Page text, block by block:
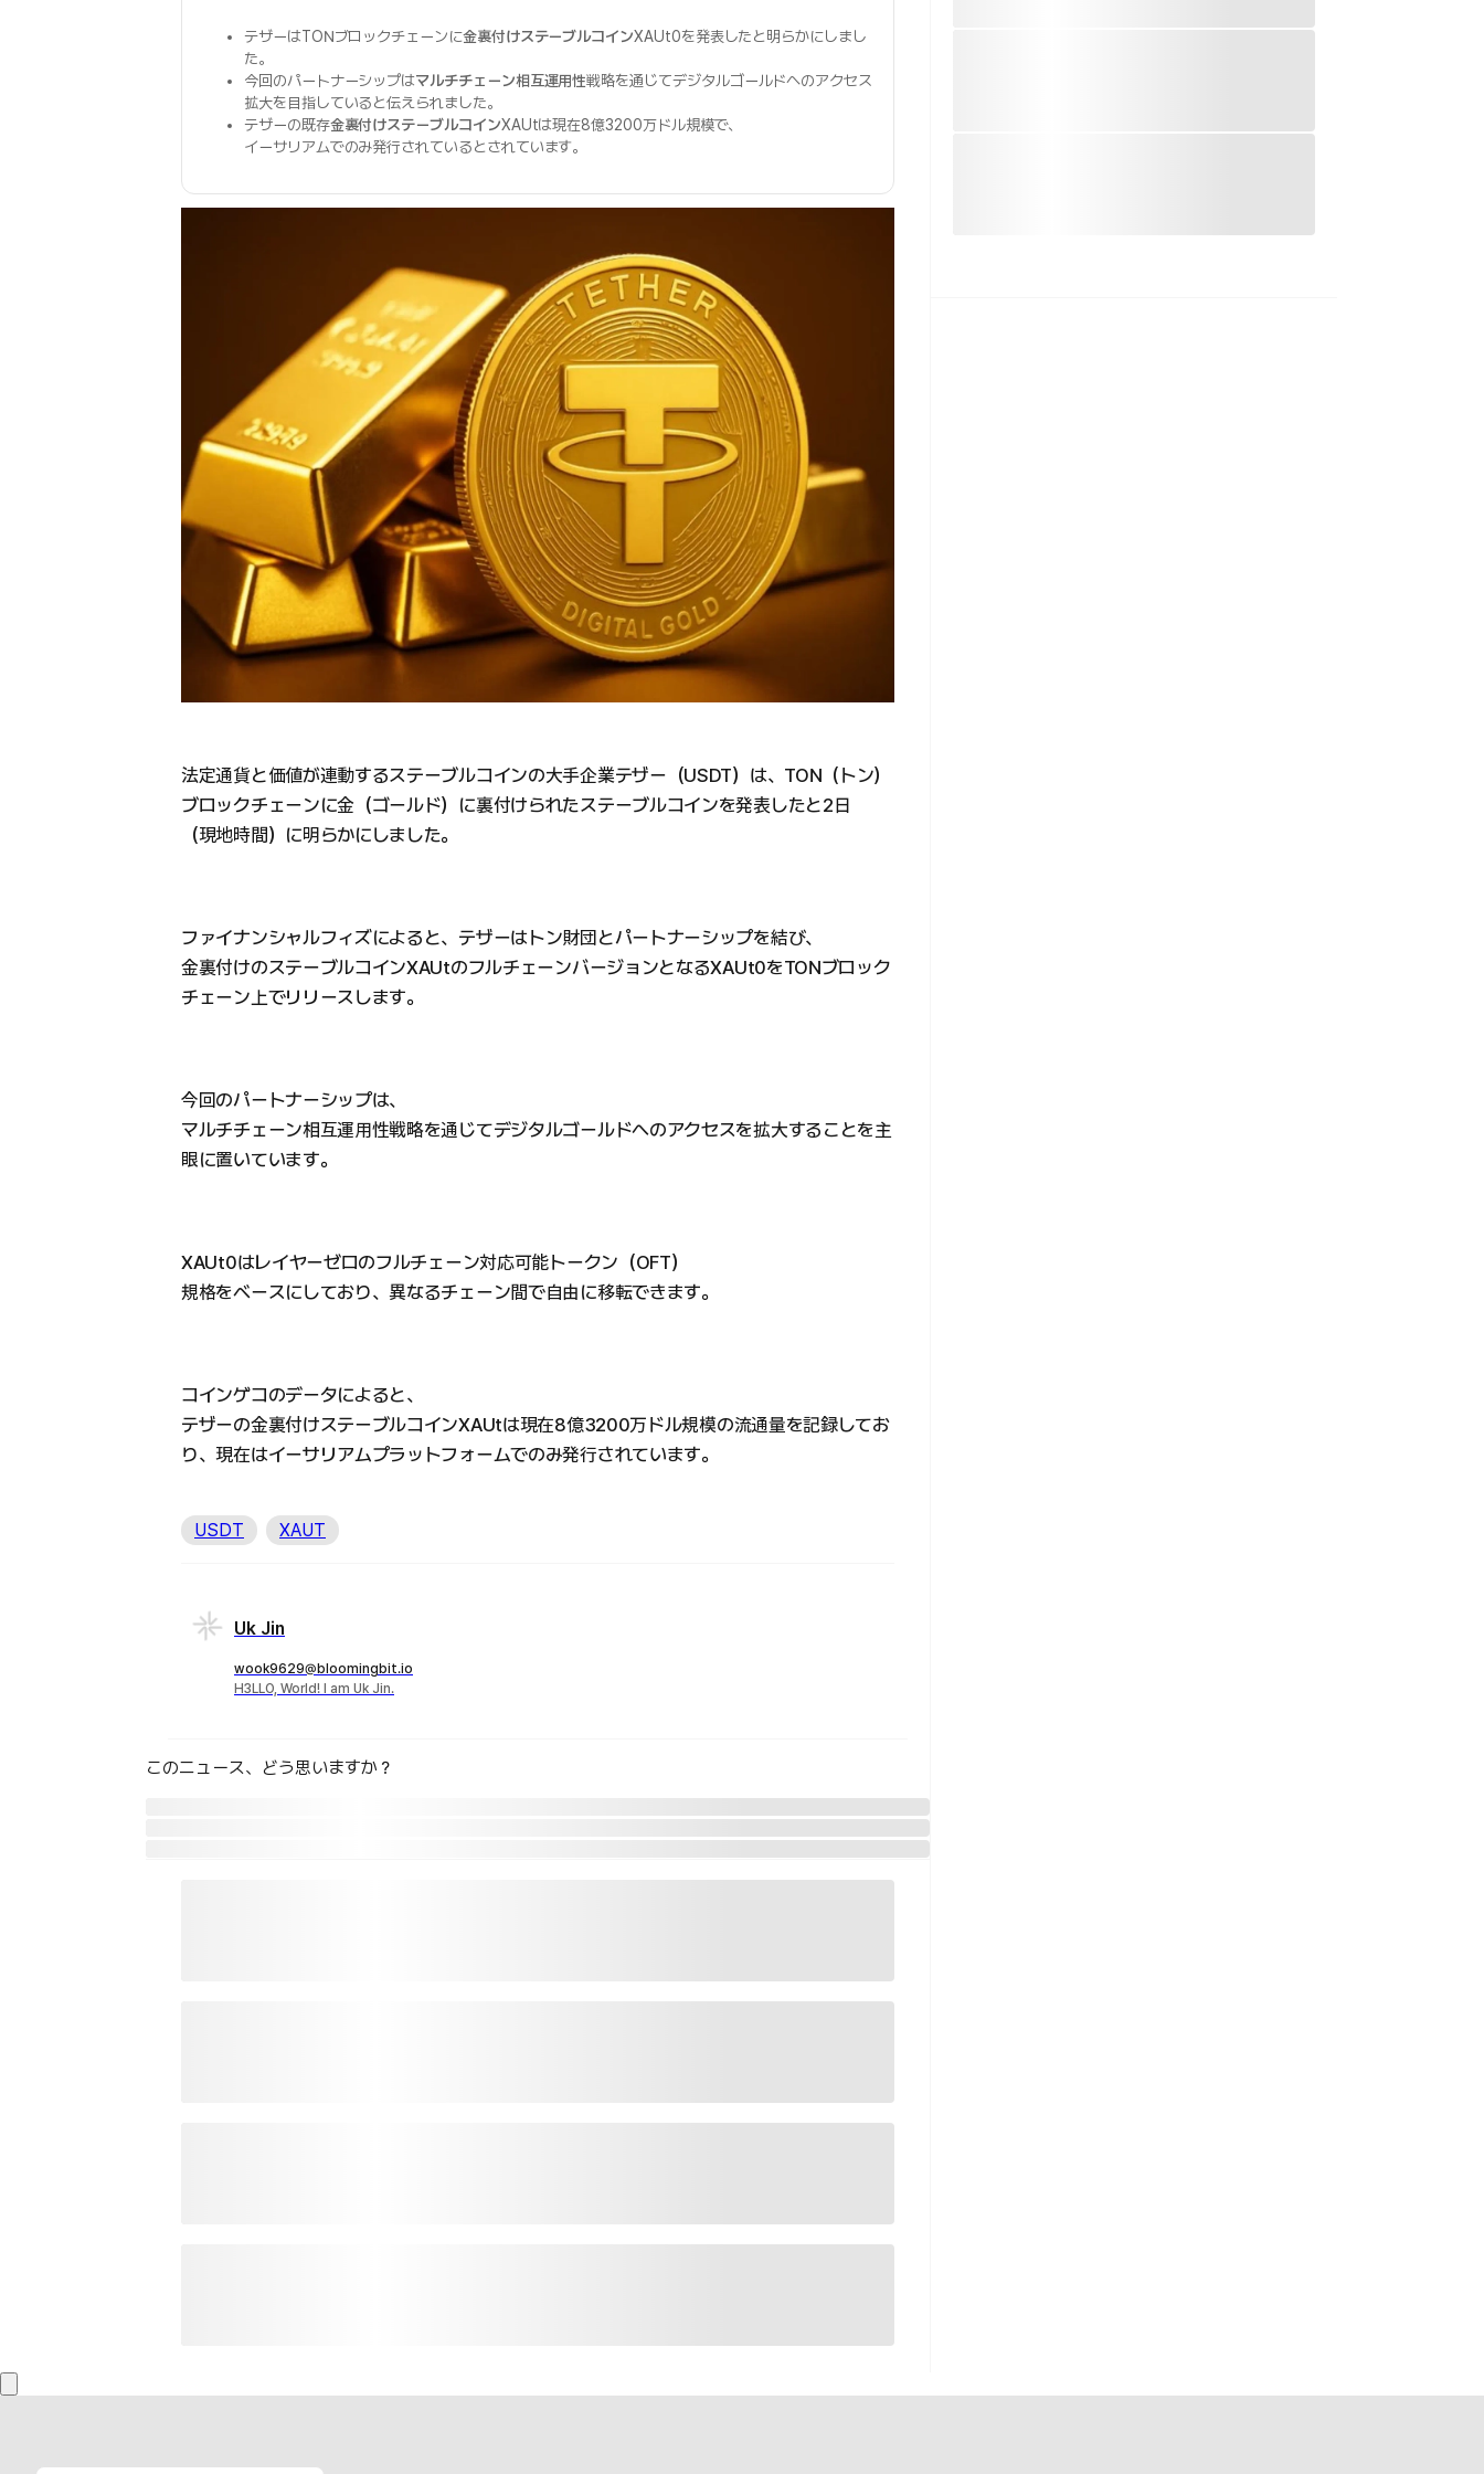
テザーはTONブロックチェーンに金裏付けステーブルコインXAUt0を発表したと明らかにしまし
た。
今回のパートナーシップはマルチチェーン相互運用性戦略を通じてデジタルゴールドへのアクセス
拡大を目指していると伝えられました。
テザーの既存金裏付けステーブルコインXAUtは現在8億3200万ドル規模で、
イーサリアムでのみ発行されているとされています。
法定通貨と価値が連動するステーブルコインの大手企業テザー（USDT）は、TON（トン）
ブロックチェーンに金（ゴールド）に裏付けられたステーブルコインを発表したと2日
（現地時間）に明らかにしました。
ファイナンシャルフィズによると、テザーはトン財団とパートナーシップを結び、
金裏付けのステーブルコインXAUtのフルチェーンバージョンとなるXAUt0をTONブロック
チェーン上でリリースします。
今回のパートナーシップは、
マルチチェーン相互運用性戦略を通じてデジタルゴールドへのアクセスを拡大することを主
眼に置いています。
XAUt0はレイヤーゼロのフルチェーン対応可能トークン（OFT）
規格をベースにしており、異なるチェーン間で自由に移転できます。
コインゲコのデータによると、
テザーの金裏付けステーブルコインXAUtは現在8億3200万ドル規模の流通量を記録してお
り、現在はイーサリアムプラットフォームでのみ発行されています。
USDT XAUT
Uk Jin
wook9629@bloomingbit.io
H3LLO, World! I am Uk Jin.
このニュース、どう思いますか？